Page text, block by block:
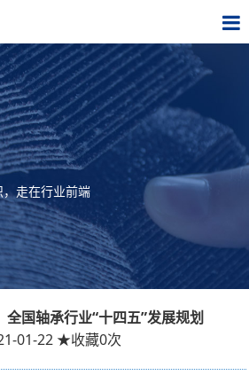
走在行业前端
全国轴承行业“十四五”发展规划
01-22 ★收藏0次